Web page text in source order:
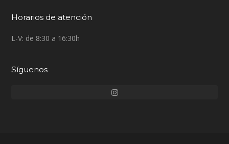
Horarios de atención
L-V: de 8:30 a 16:30h
Síguenos
Instagram